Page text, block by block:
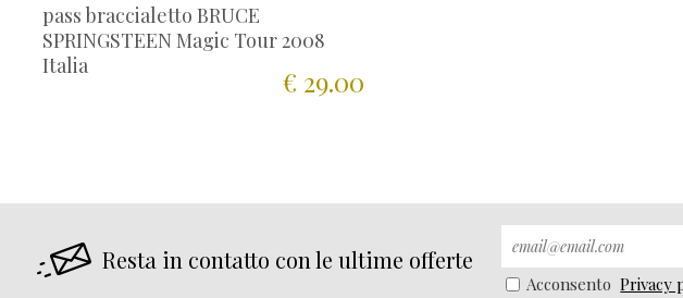
pass braccialetto BRUCE
SPRINGSTEEN Magic Tour 2008
Italia
€ 29.00
Resta in contatto con le ultime offerte
Acconsento Privacy